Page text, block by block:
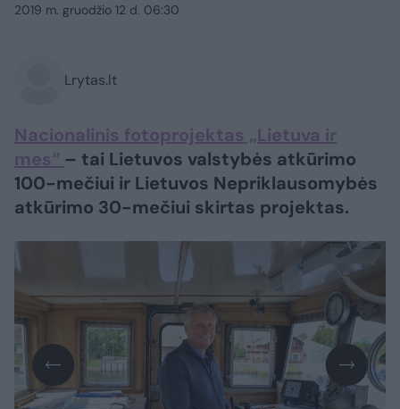
2019 m. gruodžio 12 d. 06:30
Lrytas.lt
Nacionalinis fotoprojektas „Lietuva ir
mes“ – tai Lietuvos valstybės atkūrimo
100-mečiui ir Lietuvos Nepriklausomybės
atkūrimo 30-mečiui skirtas projektas.